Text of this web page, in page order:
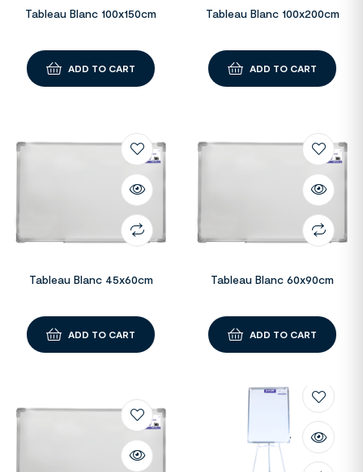
Tableau Blanc 100x150cm
ADD TO CART
Tableau Blanc 100x200cm
ADD TO CART
Tableau Blanc 45x60cm
ADD TO CART
Tableau Blanc 60x90cm
ADD TO CART